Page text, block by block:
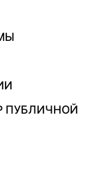
ПУБЛИЧНОЙ